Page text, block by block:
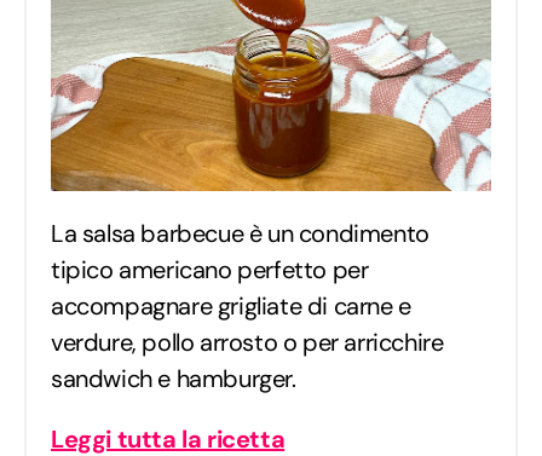
La salsa barbecue è un condimento
tipico americano perfetto per
accompagnare grigliate di carne e
verdure, pollo arrosto o per arricchire
sandwich e hamburger.
Leggi tutta la ricetta